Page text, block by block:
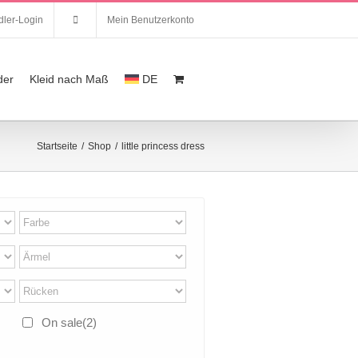
Login Mein Benutzerkonto
Kleid nach Maß DE
Startseite / Shop / little princess dress
On sale(2)